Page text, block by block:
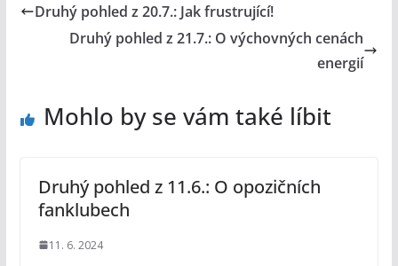
Druhý pohled z 20.7.: Jak frustrující!
Druhý pohled z 21.7.: O výchovných cenách
energií
Mohlo by se vám také líbit
Druhý pohled z 11.6.: O opozičních
fanklubech
11. 6. 2024